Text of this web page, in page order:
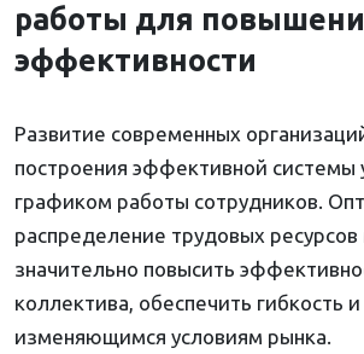
работы для
эффективности
Развитие современных
построения эффективной системы
графиком работы сотрудников.
распределение трудовых
значительно повысить
коллектива, обеспечить гибкость
изменяющимся условиям рынка.